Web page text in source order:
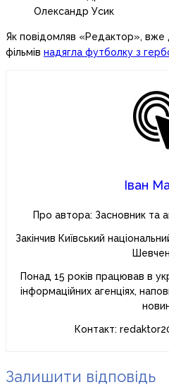
Олександр Усик
Як повідомляв «Редактор», вже
фільмів надягла футболку з
Іван
Про автора: Засновник та
Закінчив Київський
Понад 15 років працював в
інформаційних агенціях,
Контакт:
Залишити відповідь